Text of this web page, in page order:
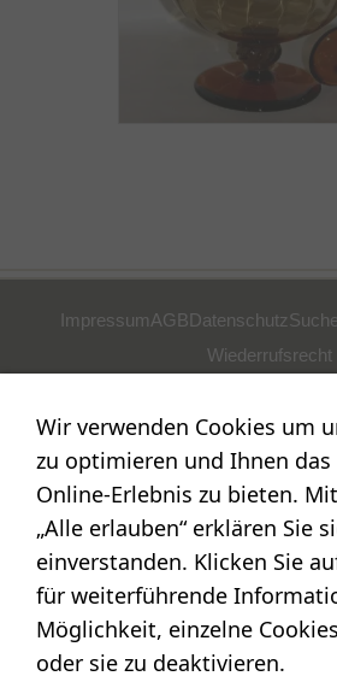
ImpressumAGBDatenschutz
Wiederrufsrecht
Nostalgie- & Geschenk
Maja Schmid
Luzernerstr. 14
CH-6353 Weggis
SHOWROOM
STANDORT:
Calendariaweg 1
Wir verwenden Cookies um
zu optimieren und Ihnen
Online-Erlebnis zu bieten.
„Alle erlauben“ erklären Sie
einverstanden. Klicken Sie
für weiterführende
Möglichkeit, einzelne
oder sie zu deaktivieren.